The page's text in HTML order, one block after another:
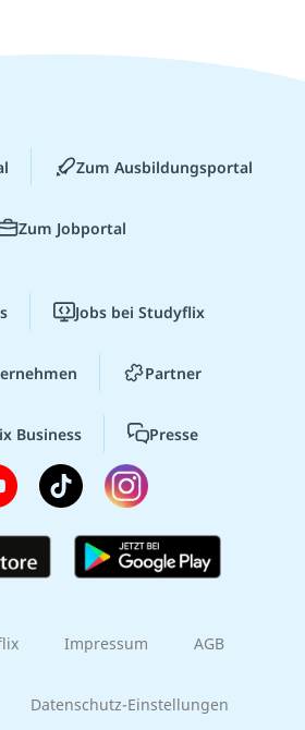
Zum Ausbildungsportal
Zum Jobportal
Jobs bei Studyflix
Partner
Business Presse
Impressum AGB
Datenschutz-Einstellungen